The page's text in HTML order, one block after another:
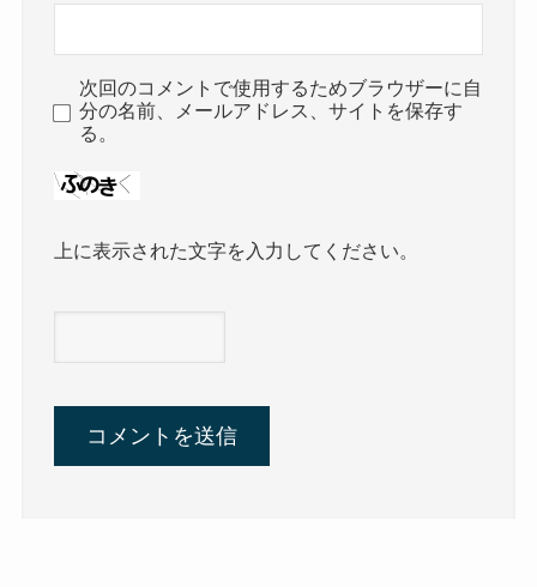
次回のコメントで使用するためブラウザーに自
分の名前、メールアドレス、サイトを保存す
る。
上に表示された文字を入力してください。